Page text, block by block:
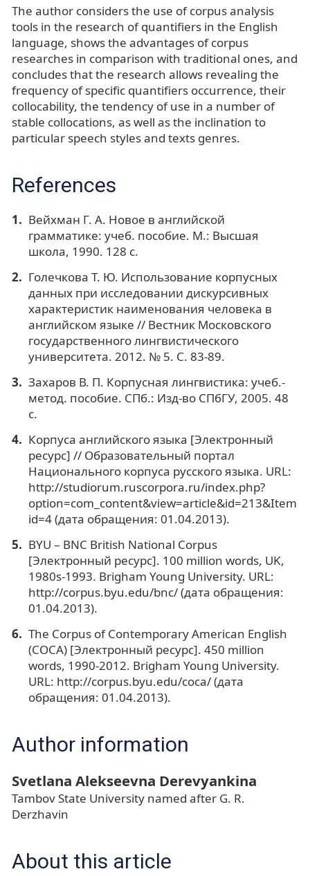
The author considers the use of corpus analysis
tools in the research of quantifiers in the English
language, shows the advantages of corpus
researches in comparison with traditional ones, and
concludes that the research allows revealing the
frequency of specific quantifiers occurrence, their
collocability, the tendency of use in a number of
stable collocations, as well as the inclination to
particular speech styles and texts genres.
References
Вейхман Г. А. Новое в английской
грамматике: учеб. пособие. М.: Высшая
школа, 1990. 128 с.
Голечкова Т. Ю. Использование корпусных
данных при исследовании дискурсивных
характеристик наименования человека в
английском языке // Вестник Московского
государственного лингвистического
университета. 2012. № 5. С. 83-89.
Захаров В. П. Корпусная лингвистика: учеб.-
метод. пособие. СПб.: Изд-во СПбГУ, 2005. 48
с.
Корпуса английского языка [Электронный
ресурс] // Образовательный портал
Национального корпуса русского языка. URL:
http://studiorum.ruscorpora.ru/index.php?
option=com_content&view=article&id=213&Item
id=4 (дата обращения: 01.04.2013).
BYU – BNC British National Corpus
[Электронный ресурс]. 100 million words, UK,
1980s-1993. Brigham Young University. URL:
http://corpus.byu.edu/bnc/ (дата обращения:
01.04.2013).
The Corpus of Contemporary American English
(COCA) [Электронный ресурс]. 450 million
words, 1990-2012. Brigham Young University.
URL: http://corpus.byu.edu/coca/ (дата
обращения: 01.04.2013).
Author information
Svetlana Alekseevna Derevyankina
Tambov State University named after G. R.
Derzhavin
About this article